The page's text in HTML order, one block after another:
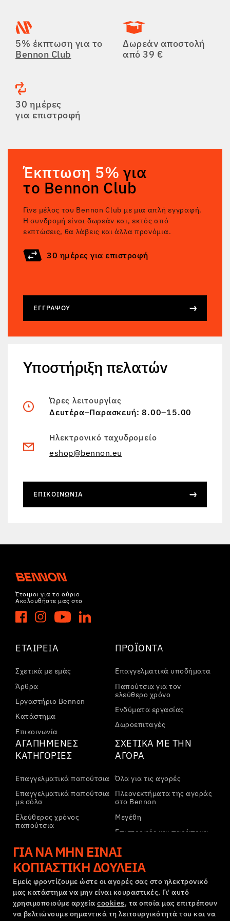
5% έκπτωση για το
Bennon Club
Δωρεάν αποστολή
από 39 €
30 ημέρες
για επιστροφή
Έκπτωση 5% για
το Bennon Club
Γίνε μέλος του Bennon Club με μια απλή εγγραφή.
Η συνδρομή είναι δωρεάν και, εκτός από
εκπτώσεις, θα λάβεις και άλλα προνόμια.
30 ημέρες για επιστροφή
ΕΓΓΡΆΨΟΥ
Υποστήριξη πελατών
Ώρες λειτουργίας
Δευτέρα–Παρασκευή: 8.00–15.00
Ηλεκτρονικό ταχυδρομείο
eshop@bennon.eu
ΕΠΙΚΟΙΝΩΝΊΑ
Έτοιμοι για το αύριο
Ακολουθήστε μας στο
ΕΤΑΙΡΕΊΑ
Σχετικά με εμάς
Άρθρα
Εργαστήριο Bennon
Κατάστημα
Επικοινωνία
ΠΡΟΪΌΝΤΑ
Επαγγελματικά υποδήματα
Παπούτσια για τον
ελεύθερο χρόνο
Ενδύματα εργασίας
Δωροεπιταγές
ΑΓΑΠΗΜΈΝΕΣ
ΚΑΤΗΓΟΡΊΕΣ
Επαγγελματικά παπούτσια
Επαγγελματικά παπούτσια
με σόλα
Ελεύθερος χρόνος
παπούτσια
παπούτσια αστραγάλου
Παντελόνια
Φούτερ
ΣΧΕΤΙΚΆ ΜΕ ΤΗΝ
ΑΓΟΡΆ
Όλα για τις αγορές
Πλεονεκτήματα της αγοράς
στο Bennon
Μεγέθη
Επιστροφές και παράπονα
Μεταφορά και πληρωμή
Εταιρικός λογαριασμός
Εγγραφή στο B2B
Παράπονα και εγγύηση
ΓΙΑ ΝΑ ΜΗΝ ΕΊΝΑΙ
ΚΟΠΙΑΣΤΙΚΉ ΔΟΥΛΕΙΆ
Εμείς φροντίζουμε ώστε οι αγορές σας στο ηλεκτρονικό
μας κατάστημα να μην είναι κουραστικές. Γι' αυτό
χρησιμοποιούμε αρχεία cookies, τα οποία μας επιτρέπουν
να βελτιώνουμε σημαντικά τη λειτουργικότητά του και να